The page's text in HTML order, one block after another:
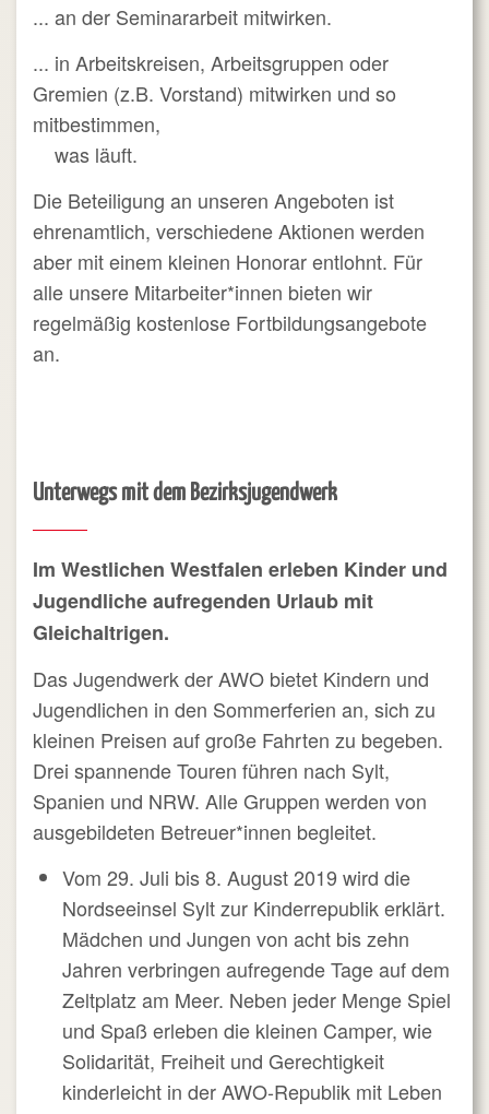
... an der Seminararbeit mitwirken.
... in Arbeitskreisen, Arbeitsgruppen oder
Gremien (z.B. Vorstand) mitwirken und so
mitbestimmen,
was läuft.
Die Beteiligung an unseren Angeboten ist
ehrenamtlich, verschiedene Aktionen werden
aber mit einem kleinen Honorar entlohnt. Für
alle unsere Mitarbeiter*innen bieten wir
regelmäßig kostenlose Fortbildungsangebote
an.
Unterwegs mit dem Bezirksjugendwerk
Im Westlichen Westfalen erleben Kinder und
Jugendliche aufregenden Urlaub mit
Gleichaltrigen.
Das Jugendwerk der AWO bietet Kindern und
Jugendlichen in den Sommerferien an, sich zu
kleinen Preisen auf große Fahrten zu begeben.
Drei spannende Touren führen nach Sylt,
Spanien und NRW. Alle Gruppen werden von
ausgebildeten Betreuer*innen begleitet.
Vom 29. Juli bis 8. August 2019 wird die
Nordseeinsel Sylt zur Kinderrepublik erklärt.
Mädchen und Jungen von acht bis zehn
Jahren verbringen aufregende Tage auf dem
Zeltplatz am Meer. Neben jeder Menge Spiel
und Spaß erleben die kleinen Camper, wie
Solidarität, Freiheit und Gerechtigkeit
kinderleicht in der AWO-Republik mit Leben